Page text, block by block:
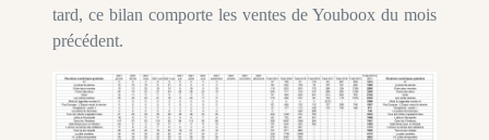
tard, ce bilan comporte les ventes de Youboox du mois
précédent.